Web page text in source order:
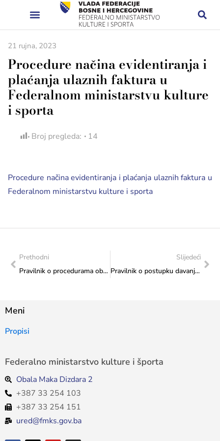
21 rujna, 2023
Procedure načina evidentiranja i
plaćanja ulaznih faktura u
Federalnom ministarstvu kulture
i sporta
Broj pregleda: 14
Procedure načina evidentiranja i plaćanja ulaznih faktura u
Federalnom ministarstvu kulture i sporta
Prethodni
Pravilnik o procedurama obuke i certificiranju službenika za mlade
Slijedeći
Pravilnik o postupku davanja mišljenja i potvrda za uporabu carinske povlastice u postupku oslobađanja od carine
Meni
Propisi
Federalno ministarstvo kulture i športa
Obala Maka Dizdara 2
+387 33 254 103
+387 33 254 151
ured@fmks.gov.ba